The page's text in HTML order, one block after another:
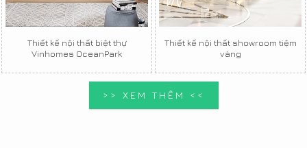
Thiết kế nội thất biệt thự
Vinhomes OceanPark
Thiết kế nội thất showroom tiệm
vàng
>> XEM THÊM <<